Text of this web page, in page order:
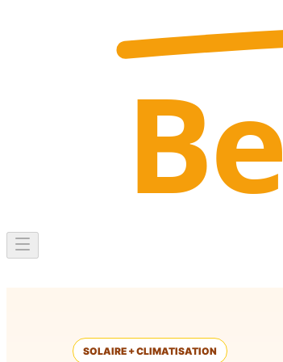
Be
SOLAIRE + CLIMATISATION